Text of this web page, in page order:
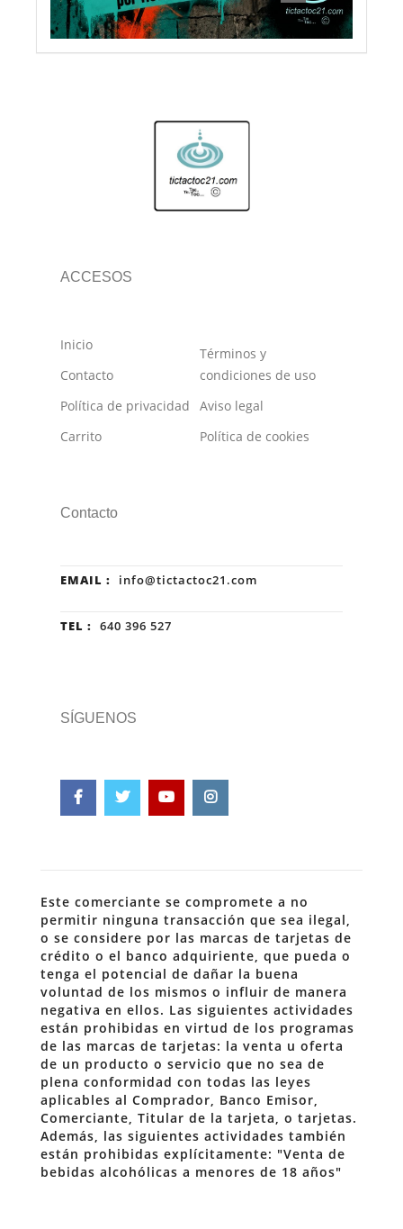
ACCESOS
Inicio
Contacto
Política de privacidad
Carrito
Términos y
condiciones de uso
Aviso legal
Política de cookies
Contacto
EMAIL : info@tictactoc21.com
TEL : 640 396 527
SÍGUENOS
Este comerciante se compromete a no
permitir ninguna transacción que sea ilegal,
o se considere por las marcas de tarjetas de
crédito o el banco adquiriente, que pueda o
tenga el potencial de dañar la buena
voluntad de los mismos o influir de manera
negativa en ellos. Las siguientes actividades
están prohibidas en virtud de los programas
de las marcas de tarjetas: la venta u oferta
de un producto o servicio que no sea de
plena conformidad con todas las leyes
aplicables al Comprador, Banco Emisor,
Comerciante, Titular de la tarjeta, o tarjetas.
Además, las siguientes actividades también
están prohibidas explícitamente: "Venta de
bebidas alcohólicas a menores de 18 años"